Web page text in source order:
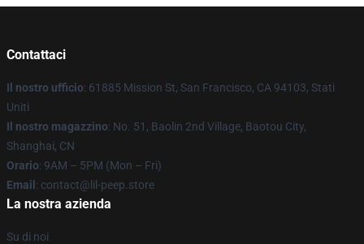
Contattaci
Il nostro ufficio: 61885 Mission St, San Francisco, CA 94103, Stati
Uniti
Il nostro magazzino: No. 51, Baolin 2nd Village, Baotou City,
Shanghai, CN
Orario: 9AM – 5PM (Mon – Fri)
Email : contact@lil-peep.store
La nostra azienda
Su di noi